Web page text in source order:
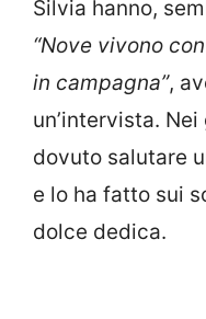
Silvia hanno,
“Nove vivono
in campagna”,
un’intervista.
dovuto salutare
e lo ha fatto sui
dolce dedica.